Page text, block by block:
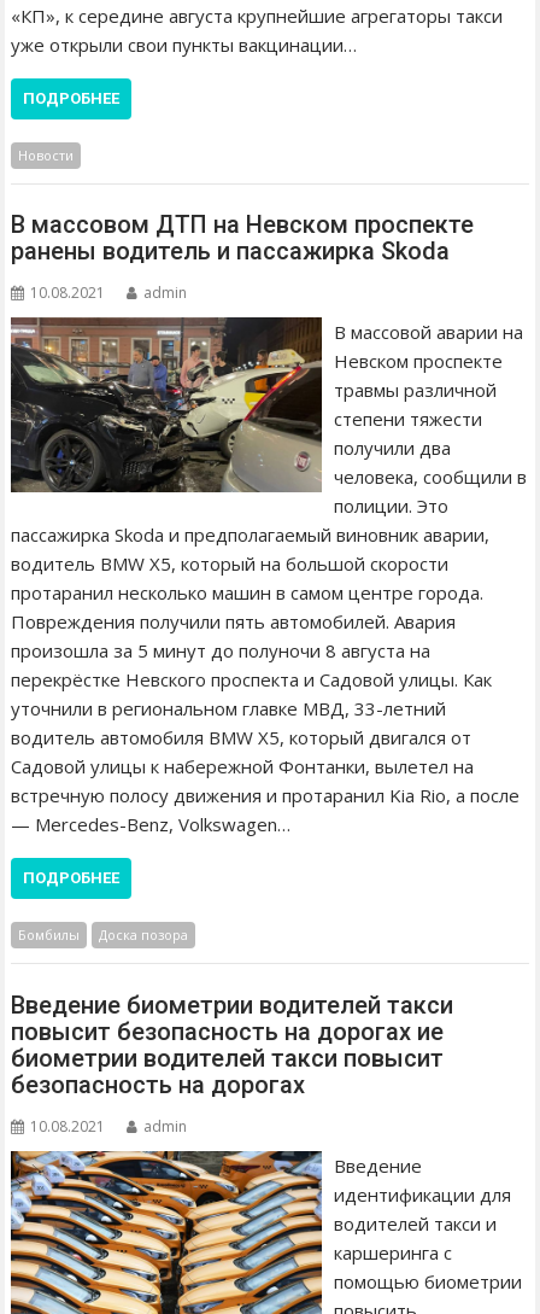
«КП», к середине августа крупнейшие агрегаторы такси
уже открыли свои пункты вакцинации…
ПОДРОБНЕЕ
Новости
В массовом ДТП на Невском проспекте
ранены водитель и пассажирка Skoda
10.08.2021 admin
В массовой аварии на
Невском проспекте
травмы различной
степени тяжести
получили два
человека, сообщили в
полиции. Это
пассажирка Skoda и предполагаемый виновник аварии,
водитель BMW X5, который на большой скорости
протаранил несколько машин в самом центре города.
Повреждения получили пять автомобилей. Авария
произошла за 5 минут до полуночи 8 августа на
перекрёстке Невского проспекта и Садовой улицы. Как
уточнили в региональном главке МВД, 33-летний
водитель автомобиля BMW X5, который двигался от
Садовой улицы к набережной Фонтанки, вылетел на
встречную полосу движения и протаранил Kia Rio, а после
— Mercedes-Benz, Volkswagen…
ПОДРОБНЕЕ
Бомбилы Доска позора
Введение биометрии водителей такси
повысит безопасность на дорогах ие
биометрии водителей такси повысит
безопасность на дорогах
10.08.2021 admin
Введение
идентификации для
водителей такси и
каршеринга с
помощью биометрии